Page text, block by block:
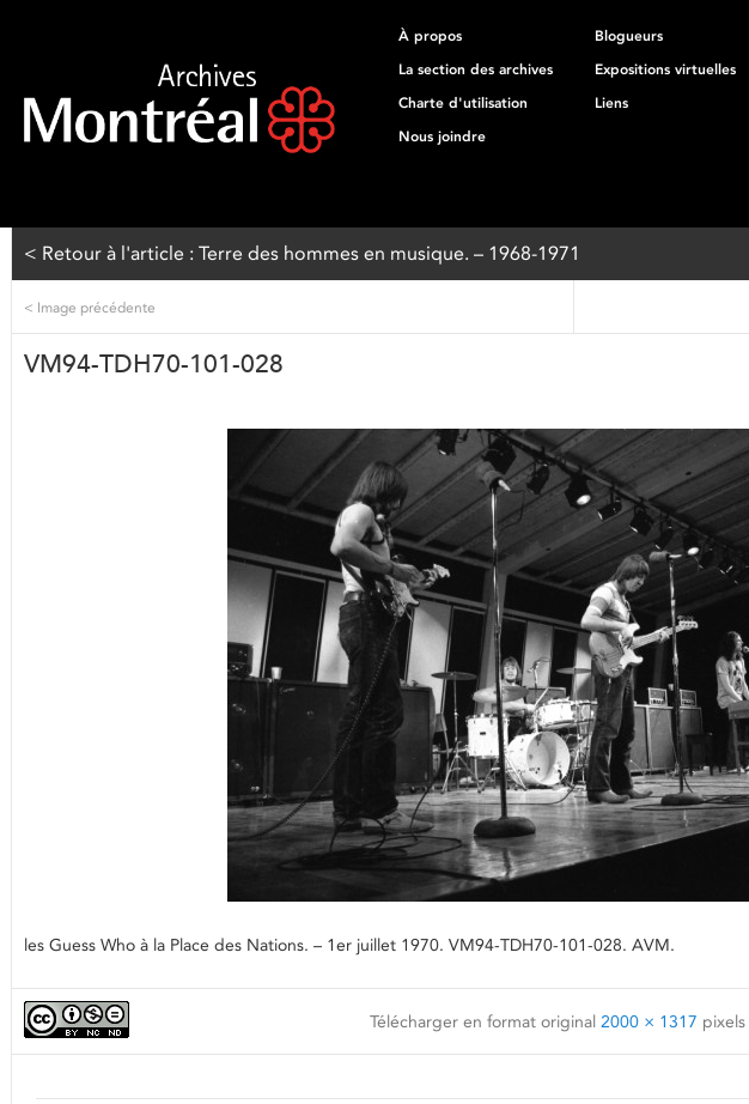
À propos
Blogueurs
La section des archives
Expositions virtuelles
Charte d'utilisation
Liens
Nous joindre
< Retour à l'article : Terre des hommes en musique. – 1968-1971
< Image précédente
VM94-TDH70-101-028
les Guess Who à la Place des Nations. – 1er juillet 1970. VM94-TDH70-101-028. AVM.
Télécharger en format original 2000 × 1317 pixels